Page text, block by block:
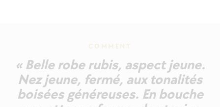
COMMENT
« Belle robe rubis, aspect jeune.
Nez jeune, fermé, aux tonalités
boisées généreuses. En bouche